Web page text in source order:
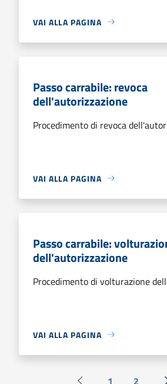
VAI ALLA PAGINA
Passo carrabile: revoca
dell'autorizzazione
Procedimento di revoca
VAI ALLA PAGINA
Passo carrabile:
dell'autorizzazione
Procedimento di volturazione
VAI ALLA PAGINA
1 2